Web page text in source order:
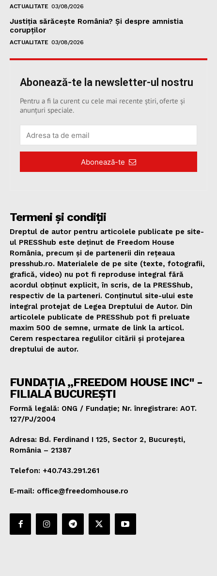
ACTUALITATE 03/08/2026
Justiția sărăcește România? Și despre amnistia
corupților
ACTUALITATE 03/08/2026
Abonează-te la newsletter-ul nostru
Pentru a fi la curent cu cele mai recente știri, oferte și
anunțuri speciale.
Abonează-te
Termeni și condiții
Dreptul de autor pentru articolele publicate pe site-
ul PRESShub este deținut de Freedom House
România, precum și de partenerii din rețeaua
presshub.ro. Materialele de pe site (texte, fotografii,
grafică, video) nu pot fi reproduse integral fără
acordul obținut explicit, în scris, de la PRESShub,
respectiv de la parteneri. Conținutul site-ului este
integral protejat de Legea Dreptului de Autor. Din
articolele publicate de PRESShub pot fi preluate
maxim 500 de semne, urmate de link la articol.
Cerem respectarea regulilor citării și protejarea
dreptului de autor.
FUNDAȚIA „FREEDOM HOUSE INC" -
FILIALA BUCUREȘTI
Formă legală: ONG / Fundație; Nr. înregistrare: AOT.
127/PJ/2004
Adresa: Bd. Ferdinand I 125, Sector 2, București,
România – 21387
Telefon: +40.743.291.261
E-mail: office@freedomhouse.ro